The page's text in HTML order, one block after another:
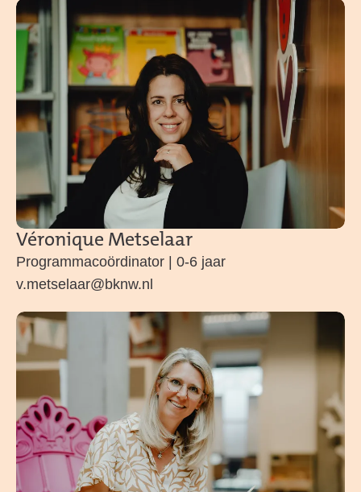
Véronique Metselaar
Programmacoördinator | 0-6 jaar
v.metselaar@bknw.nl